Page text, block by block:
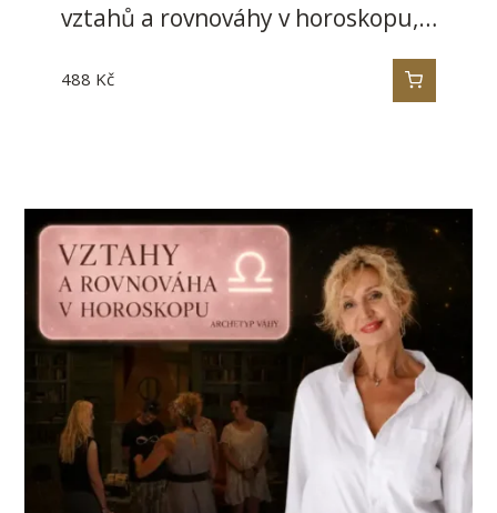
vztahů a rovnováhy v horoskopu,…
488 Kč